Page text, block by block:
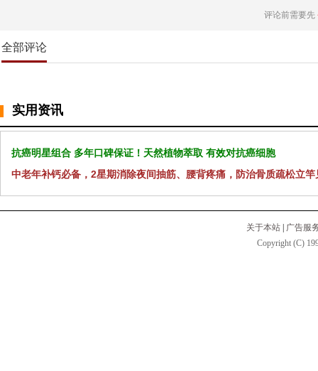
评论前需要先
全部评论
实用资讯
抗癌明星组合 多年口碑保证！天然植物萃取 有效对抗癌细胞
中老年补钙必备，2星期消除夜间抽筋、腰背疼痛，防治骨质疏松立竿
关于本站 | 广告服
Copyright (C)